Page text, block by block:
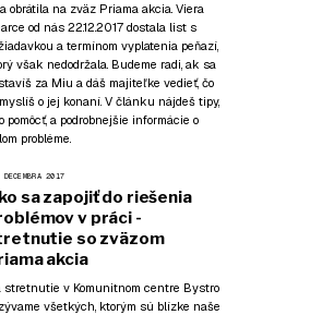
obrátila na zväz Priama akcia. Viera
od nás 22.12.2017 dostala list s
a termínom vyplatenia peňazí,
však nedodržala. Budeme radi, ak sa
za Miu a dáš majiteľke vedieť, čo
o jej konaní. V článku nájdeš tipy,
pomôcť, a podrobnejšie informácie o
probléme.
2017
sa zapojiť do riešenia
v práci -
so zväzom
akcia
stretnutie v Komunitnom centre Bystro
všetkých, ktorým sú blízke naše